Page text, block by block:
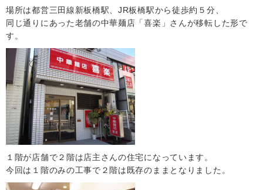
場所は都営三田線新板橋駅、JR板橋駅から徒歩約５分、
同じ通りにあった老舗の中華麺店「喜楽」さんが移転した形で
す。
１階が店舗で２階は店主さんの住宅になっています。
今回は１階のみの工事で２階は既存のままとなりました。